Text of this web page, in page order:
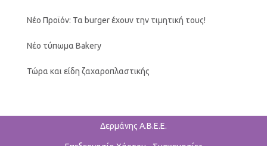
Νέο Προϊόν: Τα burger έχουν την τιμητική τους!
Νέο τύπωμα Bakery
Τώρα και είδη ζαχαροπλαστικής
Δερμάνης Α.Β.Ε.Ε.